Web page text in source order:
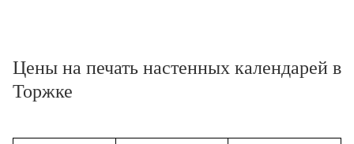
Цены на печать настенных календарей в
Торжке